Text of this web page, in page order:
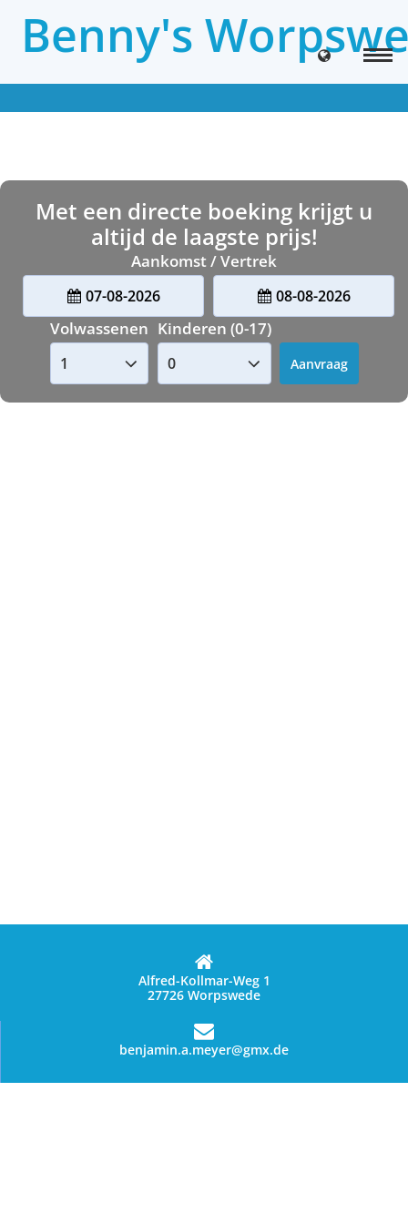
Benny's
Met een directe boeking krijgt u
altijd de laagste prijs!
Aankomst / Vertrek
07-08-2026 08-08-2026
Volwassenen Kinderen (0-17)
Alfred-Kollmar-Weg 1
27726 Worpswede
benjamin.a.meyer@gmx.de